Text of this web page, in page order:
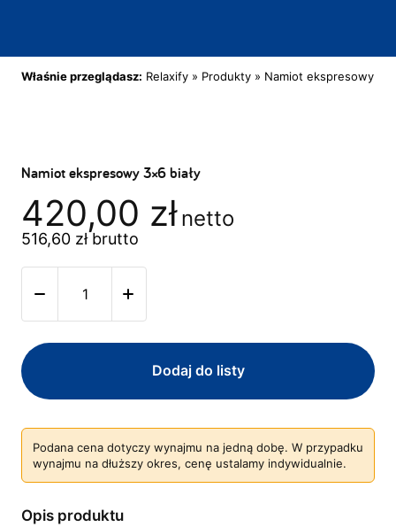
Właśnie przeglądasz: Relaxify » Produkty » Namiot ekspresowy
Namiot ekspresowy 3×6 biały
420,00 zł netto
516,60 złbrutto
Dodaj do listy
Podana cena dotyczy wynajmu na jedną dobę. W przypadku
wynajmu na dłuższy okres, cenę ustalamy indywidualnie.
Opis produktu